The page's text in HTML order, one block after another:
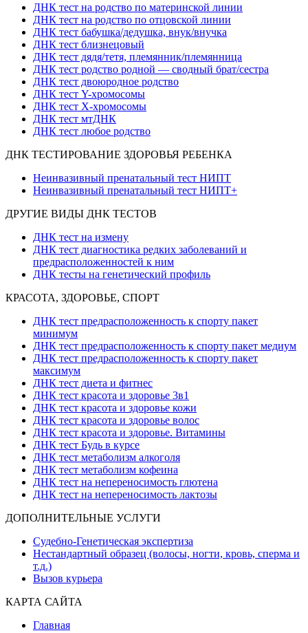
ДНК тест на родство по материнской линии
ДНК тест на родство по отцовской линии
ДНК тест бабушка/дедушка, внук/внучка
ДНК тест близнецовый
ДНК тест дядя/тетя, племянник/племянница
ДНК тест родство родной — сводный брат/сестра
ДНК тест двоюродное родство
ДНК тест Y-хромосомы
ДНК тест X-хромосомы
ДНК тест мтДНК
ДНК тест любое родство
ДНК ТЕСТИРОВАНИЕ ЗДОРОВЬЯ РЕБЕНКА
Неинвазивный пренатальный тест НИПТ
Неинвазивный пренатальный тест НИПТ+
ДРУГИЕ ВИДЫ ДНК ТЕСТОВ
ДНК тест на измену
ДНК тест диагностика редких заболеваний и
предрасположенностей к ним
ДНК тесты на генетический профиль
КРАСОТА, ЗДОРОВЬЕ, СПОРТ
ДНК тест предрасположенность к спорту пакет
минимум
ДНК тест предрасположенность к спорту пакет медиум
ДНК тест предрасположенность к спорту пакет
максимум
ДНК тест диета и фитнес
ДНК тест красота и здоровье 3в1
ДНК тест красота и здоровье кожи
ДНК тест красота и здоровье волос
ДНК тест красота и здоровье. Витамины
ДНК тест Будь в курсе
ДНК тест метаболизм алкоголя
ДНК тест метаболизм кофеина
ДНК тест на непереносимость глютена
ДНК тест на непереносимость лактозы
ДОПОЛНИТЕЛЬНЫЕ УСЛУГИ
Судебно-Генетическая экспертиза
Нестандартный образец (волосы, ногти, кровь, сперма и
т.д.)
Вызов курьера
КАРТА САЙТА
Главная